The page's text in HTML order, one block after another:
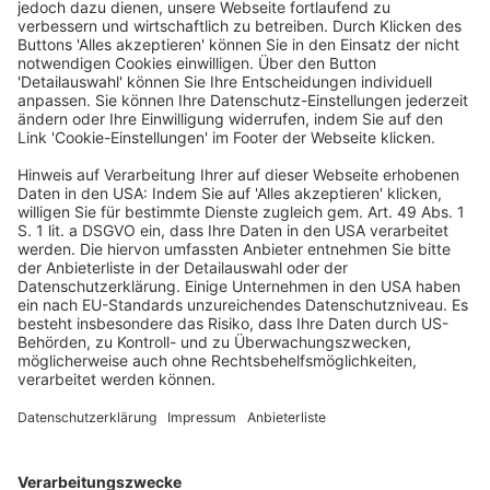
Außenprüfungen im Kalenderjahr 2024 zu einem
Mehrergebnis von 826,9 Mio. Euro geführt. Von den
insgesamt 2.572.005 Arbeitgebern wurden 69.199
Arbeitgeber in 2024 abschließend geprüft. Es handelt
sich hierbei sowohl um private Arbeitgeber als auch um
öffentliche Verwaltungen und Betriebe. Im Kalenderjahr
Prüfer eingesetzt.
Darüber hinaus haben sich 32 Lohnsteuerprüferinnen
und -prüfer des Bundeszentralamts für Steuern im
Rahmen der Prüfungsmitwirkung an Prüfungen der
Landesfinanzbehörden beteiligt, von denen 131 im Jahr
2024 abgeschlossen wurden.
BMF, PM v. 4.9.2025